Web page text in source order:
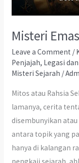
Misteri
Leave a Comment /
Penjajah, Legasi
Misteri Sejarah /
Mitos atau Rahsia
lamanya, cerita
disembunyikan
antara topik yang
hanya di kalangan
pengkaji sejarah,